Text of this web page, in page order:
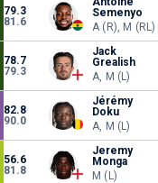
79.3
81.6
Semenyo
A (R), M (RL)
78.7
79.3
Jack
Grealish
A, M (L)
82.8
90.0
Jérémy
Doku
A, M (L)
56.6
81.8
Jeremy
Monga
M (L)